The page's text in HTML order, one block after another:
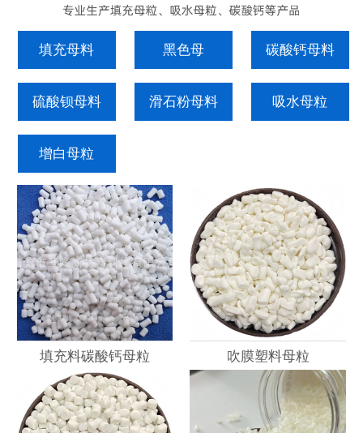
填充母料 黑色母 碳酸钙母料
硫酸钡母料 滑石粉母料 吸水母粒
增白母粒
填充料碳酸钙母粒 吹膜塑料母粒